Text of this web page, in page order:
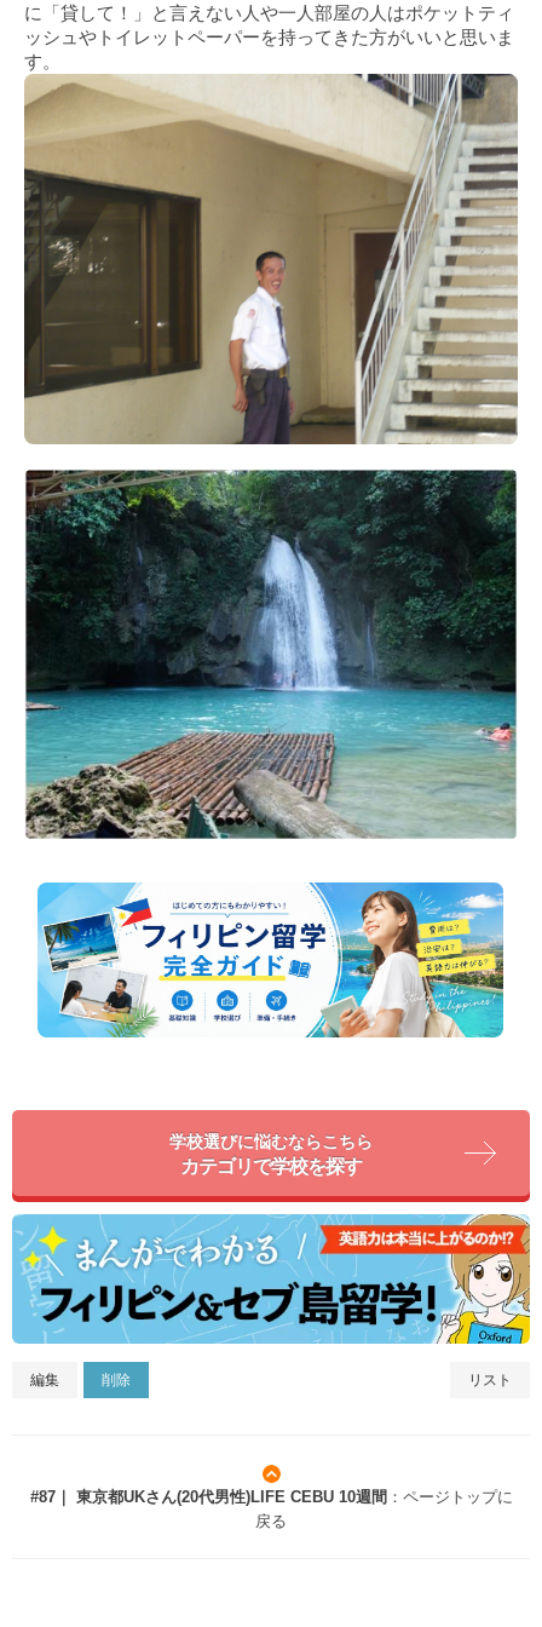
に「貸して！」と言えない人や一人部屋の人はポケットティ
ッシュやトイレットペーパーを持ってきた方がいいと思いま
す。
学校選びに悩むならこちら
カテゴリで学校を探す
編集 削除 リスト
#87｜ 東京都UKさん(20代男性)LIFE CEBU 10週間 ：ページトップに
戻る